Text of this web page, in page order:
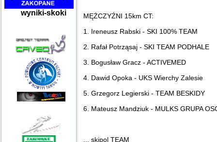
wyniki-skoki
MĘŻCZYŹNI 15km CT:
1. Ireneusz Rabski - SKI 100% TEAM
2. Rafał Potrząsaj - SKI TEAM PODHALE
3. Bogusław Gracz - ACTIVEMED
4. Dawid Opoka - UKS Wierchy Zalesie
5. Grzegorz Legierski - TEAM BESKIDY
6. Mateusz Mandziuk - MULKS GRUPA
... skipol TEAM